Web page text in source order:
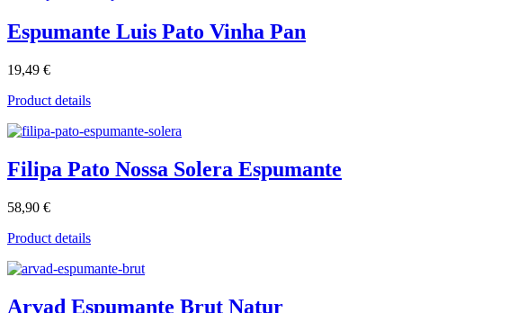
Espumante Luis Pato Vinha Pan
19,49 €
Product details
Filipa Pato Nossa Solera Espumante
58,90 €
Product details
Arvad Espumante Brut Natur